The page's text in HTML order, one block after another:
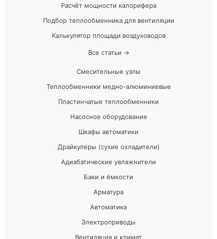
Расчёт мощности калорифера
Подбор теплообменника для вентиляции
Калькулятор площади воздуховодов
Все статьи →
Смесительные узлы
Теплообменники медно-алюминиевые
Пластинчатые теплообменники
Насосное оборудование
Шкафы автоматики
Драйкулеры (сухие охладители)
Адиабатические увлажнители
Баки и ёмкости
Арматура
Автоматика
Электроприводы
Вентиляция и климат